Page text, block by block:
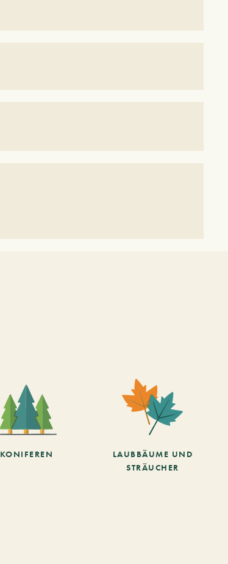
KONIFEREN
LAUBBÄUME UND
STRÄUCHER